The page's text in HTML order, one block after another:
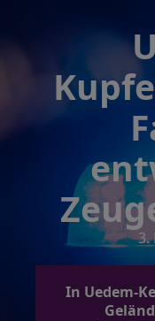
3.
In Uedem-